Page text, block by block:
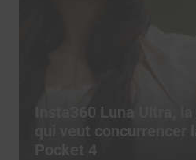
Comment utiliser les
pour exploser son
TikTok ?